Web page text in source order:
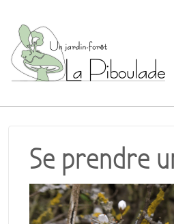
passer
contenu
principal
Se prendre